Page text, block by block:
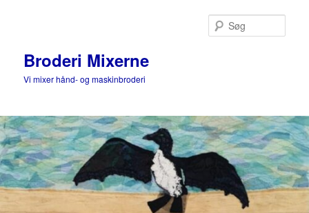
Broderi Mixerne
Vi mixer hånd- og maskinbroderi